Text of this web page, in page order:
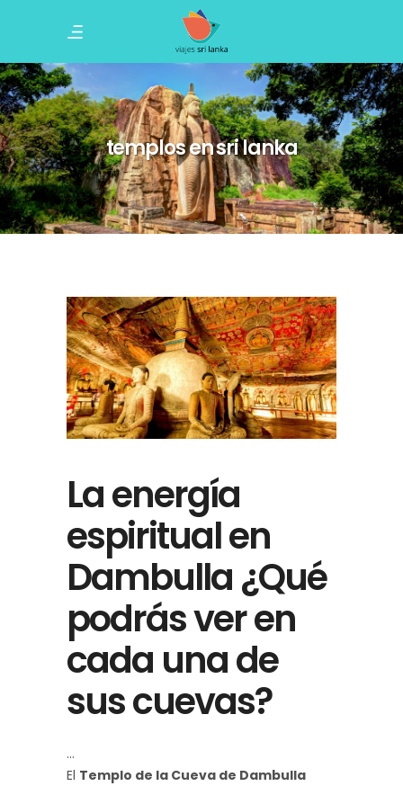
templos en sri lanka
La energía
espiritual en
Dambulla ¿Qué
podrás ver en
cada una de
sus cuevas?
El Templo de la Cueva de Dambulla